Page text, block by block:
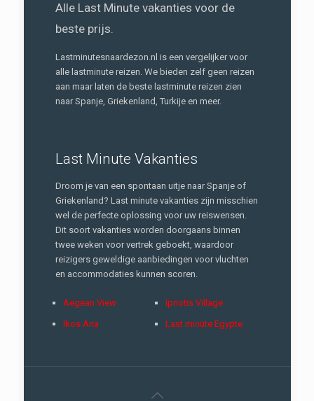
Alle Last Minute vakanties voor de
beste prijs.
Lastminutesnaardezon.nl is een vergelijker voor
alle lastminute reizen. We bieden zelf geen reizen
aan maar laten de beste lastminute reizen zien
naar Spanje, Griekenland, Turkije en meer.
Last Minute Vakanties
Droom je van een spontaan uitje naar Spanje of
Griekenland? Last minute vakanties zijn misschien
wel de perfecte oplossing voor uw reiswensen.
Dit soort vakanties worden doorgaans binnen
twee weken voor vertrek geboekt, waardoor
reizigers geweldige aanbiedingen voor vluchten
en accommodaties kunnen scoren.
Aegean View
Ikos Aria
Ipriotis Village
Last minute Egypte